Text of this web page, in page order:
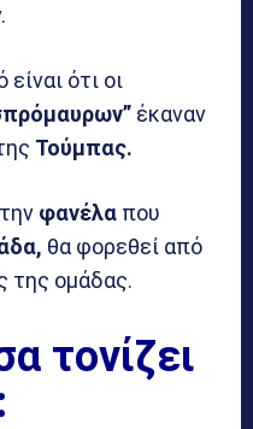
ότι οι
έκαναν
Τούμπας.
φανέλα που
θα φορεθεί από
της ομάδας.
τονίζει